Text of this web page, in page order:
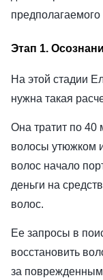
предполагаемого
Этап 1.
На этой стадии
нужна такая
Она тратит по 40
волосы утюжком
волос начало
деньги на
волос.
Ее запросы в
восстановить
за